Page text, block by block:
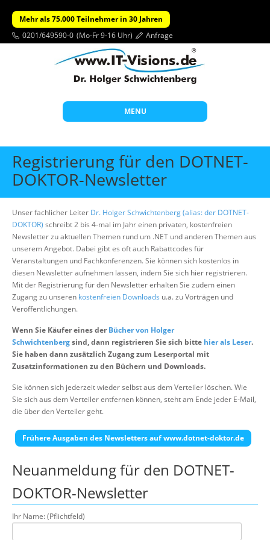
Mehr als 75.000 Teilnehmer in 30 Jahren
0201/649590-0 (Mo-Fr 9-16 Uhr) Anfrage
MENU
Start
Themen
Individuelle Schulungen
Offene Seminare
Wissen
Über uns
Suche
Registrierung für den DOTNET-
DOKTOR-Newsletter
Unser fachlicher Leiter Dr. Holger Schwichtenberg (alias: der DOTNET-
DOKTOR) schreibt 2 bis 4-mal im Jahr einen privaten, kostenfreien
Newsletter zu aktuellen Themen rund um .NET und anderen Themen aus
unserem Angebot. Dabei gibt es oft auch Rabattcodes für
Veranstaltungen und Fachkonferenzen. Sie können sich kostenlos in
diesen Newsletter aufnehmen lassen, indem Sie sich hier registrieren.
Mit der Registrierung für den Newsletter erhalten Sie zudem einen
Zugang zu unseren kostenfreien Downloads u.a. zu Vorträgen und
Veröffentlichungen.
Wenn Sie Käufer eines derBücher von Holger
Schwichtenbergsind, dann registrieren Sie sich bitte hier als Leser.
Sie haben dann zusätzlich Zugang zum Leserportal mit
Zusatzinformationen zu den Büchern und Downloads.
Sie können sich jederzeit wieder selbst aus dem Verteiler löschen. Wie
Sie sich aus dem Verteiler entfernen können, steht am Ende jeder E-Mail,
die über den Verteiler geht.
Frühere Ausgaben des Newsletters auf www.dotnet-doktor.de
Neuanmeldung für den DOTNET-
DOKTOR-Newsletter
Ihr Name: (Pflichtfeld)